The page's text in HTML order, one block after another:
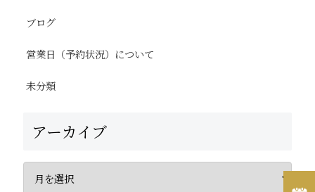
ブログ
営業日（予約状況）について
未分類
アーカイブ